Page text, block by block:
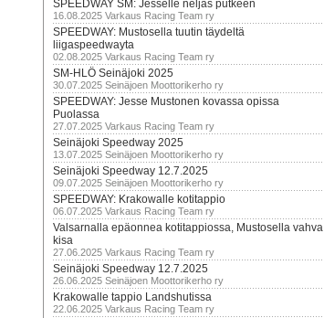
SPEEDWAY SM: Jesselle neljäs putkeen
16.08.2025 Varkaus Racing Team ry
SPEEDWAY: Mustosella tuutin täydeltä
liigaspeedwayta
02.08.2025 Varkaus Racing Team ry
SM-HLÖ Seinäjoki 2025
30.07.2025 Seinäjoen Moottorikerho ry
SPEEDWAY: Jesse Mustonen kovassa opissa
Puolassa
27.07.2025 Varkaus Racing Team ry
Seinäjoki Speedway 2025
13.07.2025 Seinäjoen Moottorikerho ry
Seinäjoki Speedway 12.7.2025
09.07.2025 Seinäjoen Moottorikerho ry
SPEEDWAY: Krakowalle kotitappio
06.07.2025 Varkaus Racing Team ry
Valsarnalla epäonnea kotitappiossa, Mustosella vahva
kisa
27.06.2025 Varkaus Racing Team ry
Seinäjoki Speedway 12.7.2025
26.06.2025 Seinäjoen Moottorikerho ry
Krakowalle tappio Landshutissa
22.06.2025 Varkaus Racing Team ry